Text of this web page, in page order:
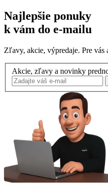
Najlepšie ponuky
k vám do e-mailu
Zľavy, akcie, výpredaje. Pre vás
Akcie, zľavy a novinky